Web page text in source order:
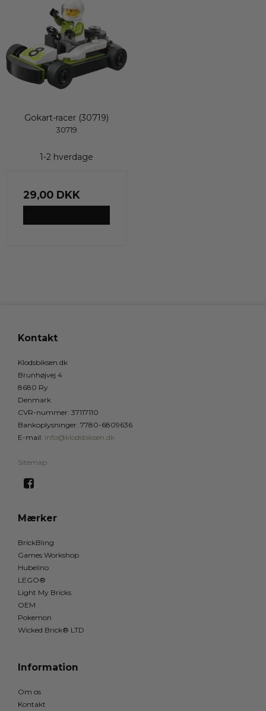
Gokart-racer (30719)
30719
1-2 hverdage
29,00 DKK
Kontakt
Klodsbiksen.dk
Brunhøjvej 4
8680 Ry
Denmark
CVR-nummer: 37117110
Bankoplysninger: 7780-6809636
E-mail: info@klodsbiksen.dk
Sitemap
Mærker
BrickBling
Games Workshop
Hubelino
LEGO®
Light My Bricks
OEM
Pokemon
Wicked Brick® LTD
Information
Om os
Kontakt